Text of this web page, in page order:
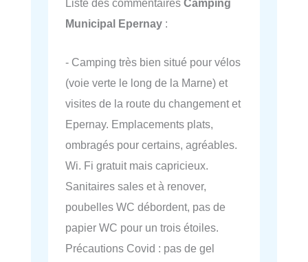
Liste des commentaires Camping
Municipal Epernay :
- Camping très bien situé pour vélos
(voie verte le long de la Marne) et
visites de la route du changement et
Epernay. Emplacements plats,
ombragés pour certains, agréables.
Wi. Fi gratuit mais capricieux.
Sanitaires sales et à renover,
poubelles WC débordent, pas de
papier WC pour un trois étoiles.
Précautions Covid : pas de gel